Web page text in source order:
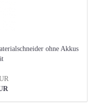
ohne Akkus